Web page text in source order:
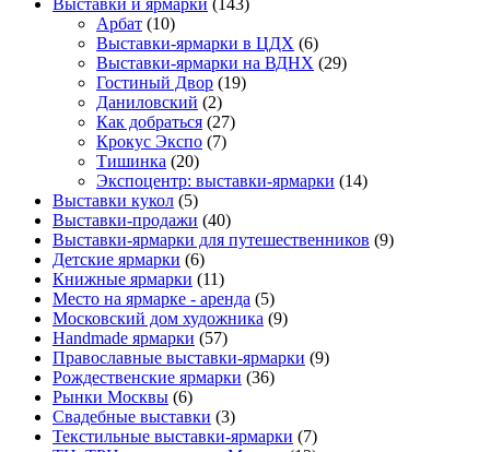
Выставки и ярмарки (143)
Арбат (10)
Выставки-ярмарки в ЦДХ (6)
Выставки-ярмарки на ВДНХ (29)
Гостиный Двор (19)
Даниловский (2)
Как добраться (27)
Крокус Экспо (7)
Тишинка (20)
Экспоцентр: выставки-ярмарки (14)
Выставки кукол (5)
Выставки-продажи (40)
Выставки-ярмарки для путешественников (9)
Детские ярмарки (6)
Книжные ярмарки (11)
Место на ярмарке - аренда (5)
Московский дом художника (9)
Нandmade ярмарки (57)
Православные выставки-ярмарки (9)
Рождественские ярмарки (36)
Рынки Москвы (6)
Свадебные выставки (3)
Текстильные выставки-ярмарки (7)